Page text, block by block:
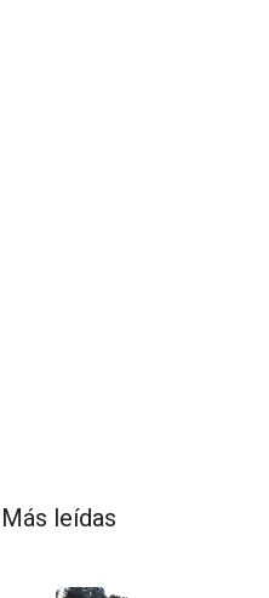
Más leídas